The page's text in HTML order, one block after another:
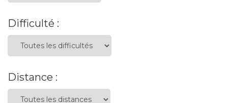
Difficulté :
Distance :